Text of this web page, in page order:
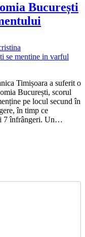
București
Timișoara a suferit o
București, scorul
pe locul secund în
în timp ce
7 înfrângeri. Un…